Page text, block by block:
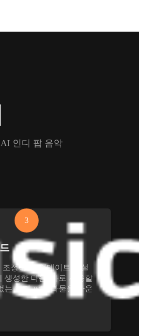
인디 팝 음악
3
정하고, 업데이트된 설
생성한 다음, 바로 사용할
는 인디 팝 결과물을 다운